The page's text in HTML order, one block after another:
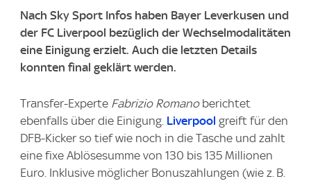
Nach Sky Sport Infos haben Bayer Leverkusen und
der FC Liverpool bezüglich der Wechselmodalitäten
eine Einigung erzielt. Auch die letzten Details
konnten final geklärt werden.
Transfer-Experte Fabrizio Romanoberichtet
ebenfalls über die Einigung. Liverpool greift für den
DFB-Kicker so tief wie noch in die Tasche und zahlt
eine fixe Ablösesumme von 130 bis 135 Millionen
Euro. Inklusive möglicher Bonuszahlungen (wie z. B.